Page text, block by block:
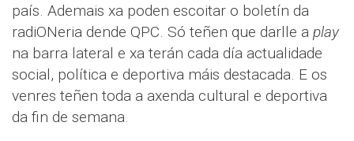
país. Ademais xa poden escoitar o boletín da
radiONeria dende QPC. Só teñen que darlle a play
na barra lateral e xa terán cada día actualidade
social, política e deportiva máis destacada. E os
venres teñen toda a axenda cultural e deportiva
da fin de semana.